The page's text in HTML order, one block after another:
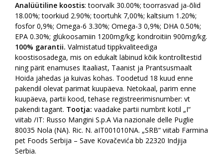
Analüütiline koostis: toorvalk 30.00%; toorrasvad ja-õlid
18.00%; toorkiud 2.90%; toortuhk 7,00%; kaltsium 1.20%;
fosfor 0,9%; Omega-6 3.30%; Omega-3 0,9%; DHA 0.50%;
EPA 0.30%; glükoosamiin 1200mg/kg; kondroitiin 900mg/kg.
100% garantii. Valmistatud tippkvaliteediga
koostisosadega, mis on edukalt läbinud kõik kontrolltestid
ning pärit enamuses Itaaliast, Taanist ja Prantsusmaalt
Hoida jahedas ja kuivas kohas. Toodetud 18 kuud enne
pakendil olevat parimat kuupäeva. Netokaal, parim enne
kuupäeva, partii kood, tehase registreerimisnumber: vt
pakendi tagant. Tootja: vaadake partii numbrit kotil „I“
viitab /IT: Russo Mangini S.p.A Via nazionale delle Puglie
80035 Nola (NA). Ric. N. aIT001010NA. „SRB“ viitab Farmina
pet Foods Serbija – Save Kovačevića bb 22320 Indjija
Serbia.